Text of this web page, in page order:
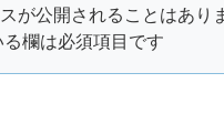
が公開されることはあり
欄は必須項目です